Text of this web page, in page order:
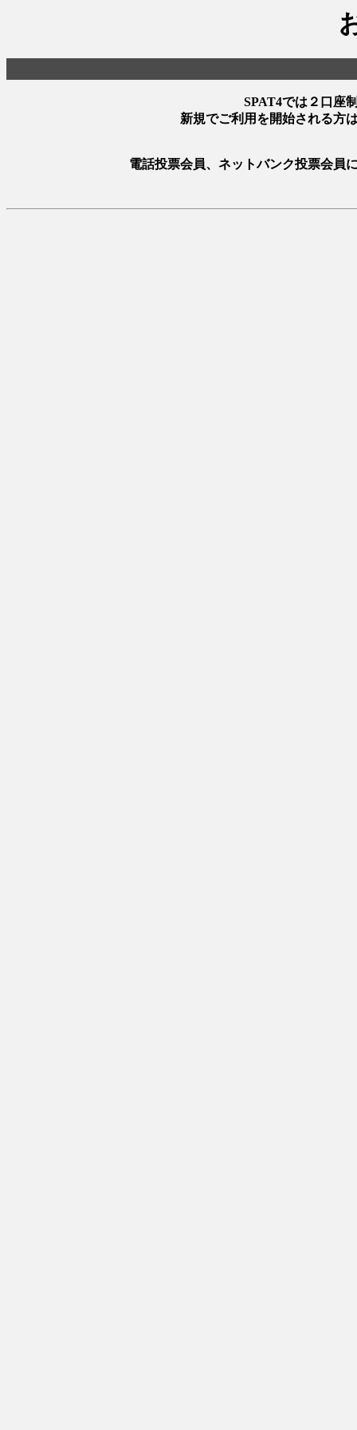
SPAT4では２口座
新規でご利用を開始される方
電話投票会員、ネットバンク投票会員